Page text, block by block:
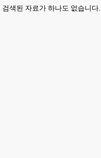
검색된 자료가 하나도 없습니다.